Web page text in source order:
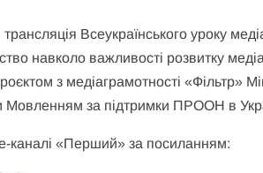
Всеукраїнського уроку
навколо важливості розвитку
з медіаграмотності «Фільтр»
Мовленням за підтримки ПРООН в
каналі «Перший» за посиланням: